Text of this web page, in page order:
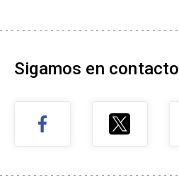
Sigamos en contacto